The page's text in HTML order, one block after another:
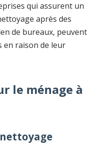
qui assurent un
après des
de bureaux, peuvent
en raison de leur
le ménage à
nettoyage